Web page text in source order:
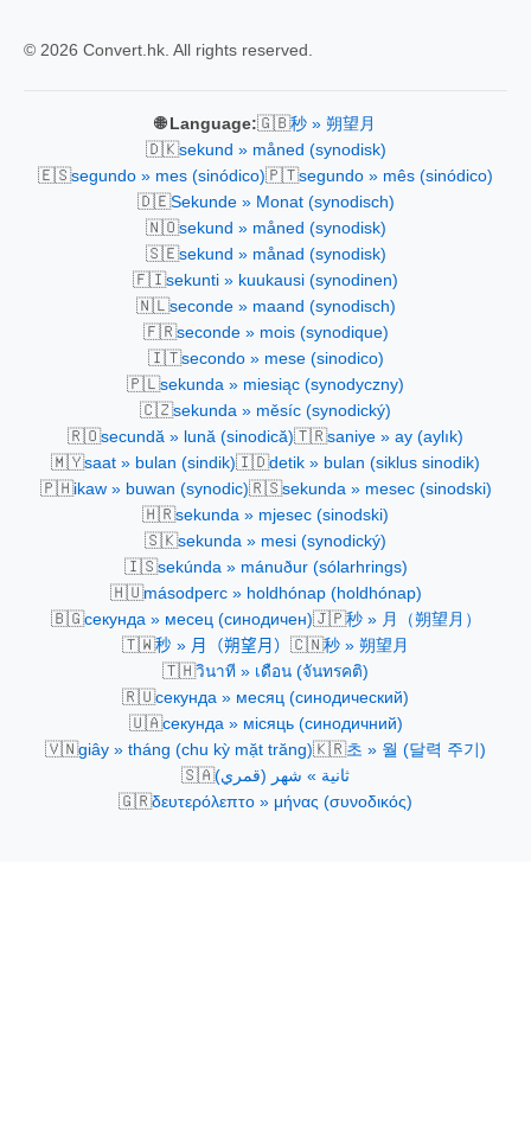
© 2026 Convert.hk. All rights reserved.
🌐 Language:🇬🇧秒 » 朔望月
🇩🇰sekund » måned (synodisk)
🇪🇸segundo » mes (sinódico)🇵🇹segundo » mês (sinódico)
🇩🇪Sekunde » Monat (synodisch)
🇳🇴sekund » måned (synodisk)
🇸🇪sekund » månad (synodisk)
🇫🇮sekunti » kuukausi (synodinen)
🇳🇱seconde » maand (synodisch)
🇫🇷seconde » mois (synodique)
🇮🇹secondo » mese (sinodico)
🇵🇱sekunda » miesiąc (synodyczny)
🇨🇿sekunda » měsíc (synodický)
🇷🇴secundă » lună (sinodică)🇹🇷saniye » ay (aylık)
🇲🇾saat » bulan (sindik)🇮🇩detik » bulan (siklus sinodik)
🇵🇭ikaw » buwan (synodic)🇷🇸sekunda » mesec (sinodski)
🇭🇷sekunda » mjesec (sinodski)
🇸🇰sekunda » mesi (synodický)
🇮🇸sekúnda » mánuður (sólarhrings)
🇭🇺másodperc » holdhónap (holdhónap)
🇧🇬секунда » месец (синодичен)🇯🇵秒 » 月（朔望月）
🇹🇼秒 » 月（朔望月） 🇨🇳秒 » 朔望月
🇹🇭วินาที » เดือน (จันทรคติ)
🇷🇺секунда » месяц (синодический)
🇺🇦секунда » місяць (синодичний)
🇻🇳giây » tháng (chu kỳ mặt trăng)🇰🇷초 » 월 (달력 주기)
🇸🇦ثانية » شهر (قمري)
🇬🇷δευτερόλεπτο » μήνας (συνοδικός)